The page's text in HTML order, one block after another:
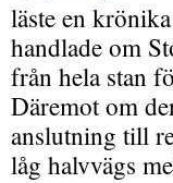
läste en
handlade om
från hela stan
Däremot om
anslutning till
låg halvvägs